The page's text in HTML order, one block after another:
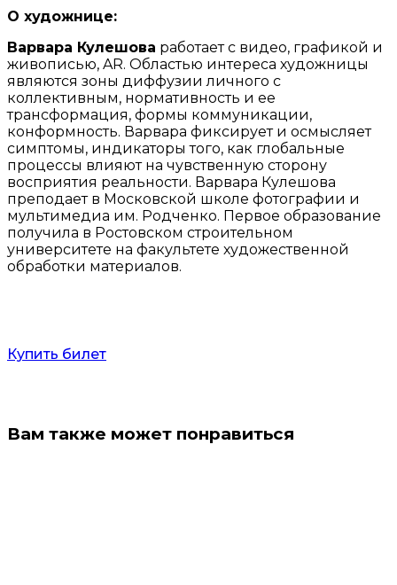
О художнице:
Варвара Кулешова работает с видео, графикой и
живописью, AR. Областью интереса художницы
являются зоны диффузии личного с
коллективным, нормативность и ее
трансформация, формы коммуникации,
конформность. Варвара фиксирует и осмысляет
симптомы, индикаторы того, как глобальные
процессы влияют на чувственную сторону
восприятия реальности. Варвара Кулешова
преподает в Московской школе фотографии и
мультимедиа им. Родченко. Первое образование
получила в Ростовском строительном
университете на факультете художественной
обработки материалов.
Купить билет
Вам также может понравиться